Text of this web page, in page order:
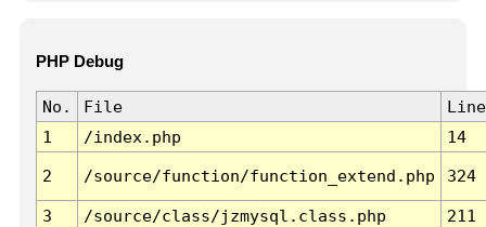
PHP Debug
No. File
Line
1
/index.php 14
2 /source/function/function_extend.php 324
3 /source/class/jzmysql.class.php
211